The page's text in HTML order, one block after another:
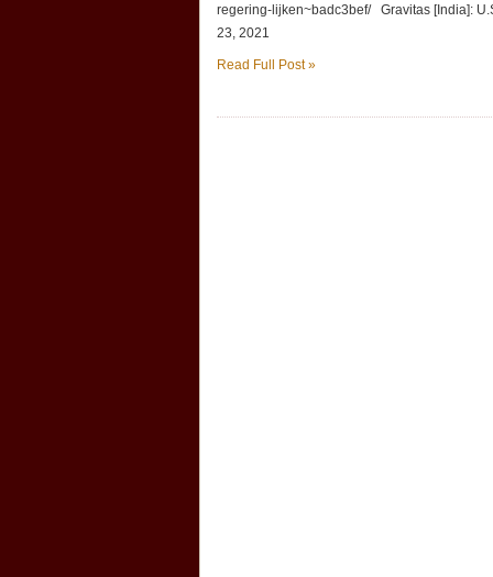
regering-lijken~badc3bef/ Gravitas [India]:
23, 2021
Read Full Post »